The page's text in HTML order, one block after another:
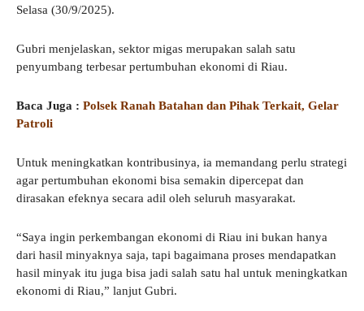
Selasa (30/9/2025).
Gubri menjelaskan, sektor migas merupakan salah satu
penyumbang terbesar pertumbuhan ekonomi di Riau.
Baca Juga : Polsek Ranah Batahan dan Pihak Terkait, Gelar
Patroli
Untuk meningkatkan kontribusinya, ia memandang perlu strategi
agar pertumbuhan ekonomi bisa semakin dipercepat dan
dirasakan efeknya secara adil oleh seluruh masyarakat.
“Saya ingin perkembangan ekonomi di Riau ini bukan hanya
dari hasil minyaknya saja, tapi bagaimana proses mendapatkan
hasil minyak itu juga bisa jadi salah satu hal untuk meningkatkan
ekonomi di Riau,” lanjut Gubri.